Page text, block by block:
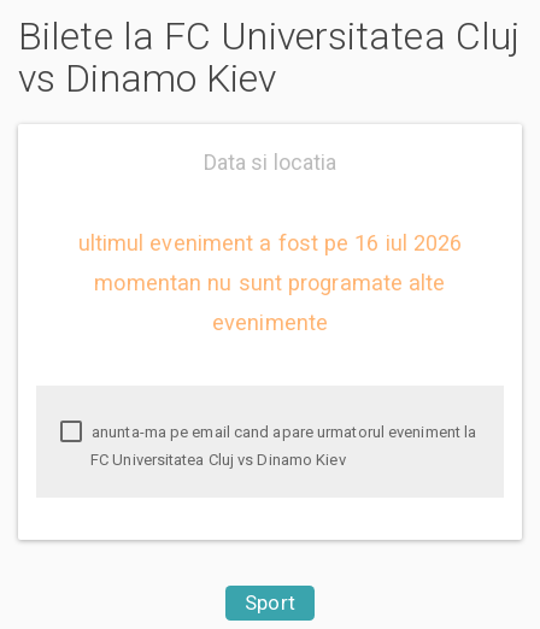
Bilete la FC Universitatea Cluj
vs Dinamo Kiev
Data si locatia
ultimul eveniment a fost pe 16 iul 2026
momentan nu sunt programate alte
evenimente
FC Universitatea Cluj vs Dinamo Kiev
Sport